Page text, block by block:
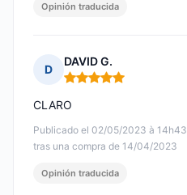
Opinión traducida
D
DAVID G.
Nota: 5 de 5
Publicado el 02/05/2023 à 14h43
tras una compra de 14/04/2023
CLARO
Opinión traducida